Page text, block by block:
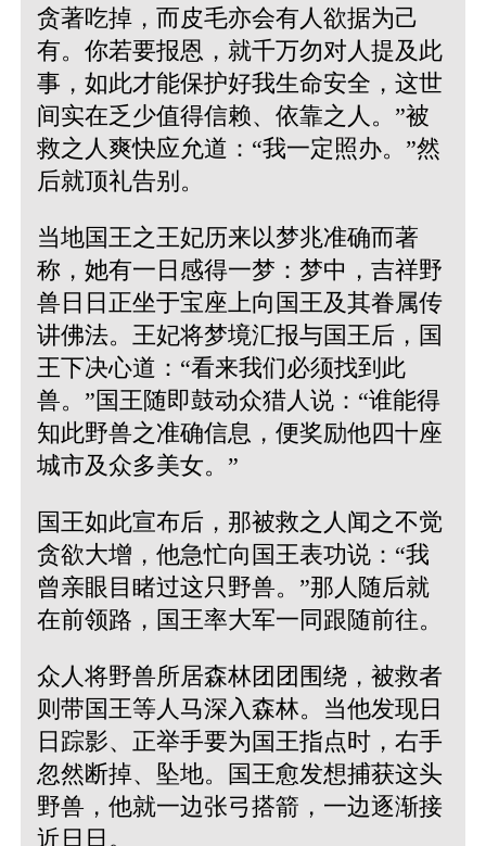
贪著吃掉，而皮毛亦会有人欲据为己
有。你若要报恩，就千万勿对人提及此
事，如此才能保护好我生命安全，这世
间实在乏少值得信赖、依靠之人。”被
救之人爽快应允道：“我一定照办。”然
后就顶礼告别。
当地国王之王妃历来以梦兆准确而著
称，她有一日感得一梦：梦中，吉祥野
兽日日正坐于宝座上向国王及其眷属传
讲佛法。王妃将梦境汇报与国王后，国
王下决心道：“看来我们必须找到此
兽。”国王随即鼓动众猎人说：“谁能得
知此野兽之准确信息，便奖励他四十座
城市及众多美女。”
国王如此宣布后，那被救之人闻之不觉
贪欲大增，他急忙向国王表功说：“我
曾亲眼目睹过这只野兽。”那人随后就
在前领路，国王率大军一同跟随前往。
众人将野兽所居森林团团围绕，被救者
则带国王等人马深入森林。当他发现日
日踪影、正举手要为国王指点时，右手
忽然断掉、坠地。国王愈发想捕获这头
野兽，他就一边张弓搭箭，一边逐渐接
近日日。